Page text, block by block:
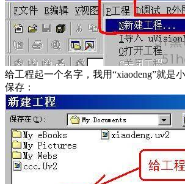
给工程起一个名字，我用“xiaodeng”就是
保存：